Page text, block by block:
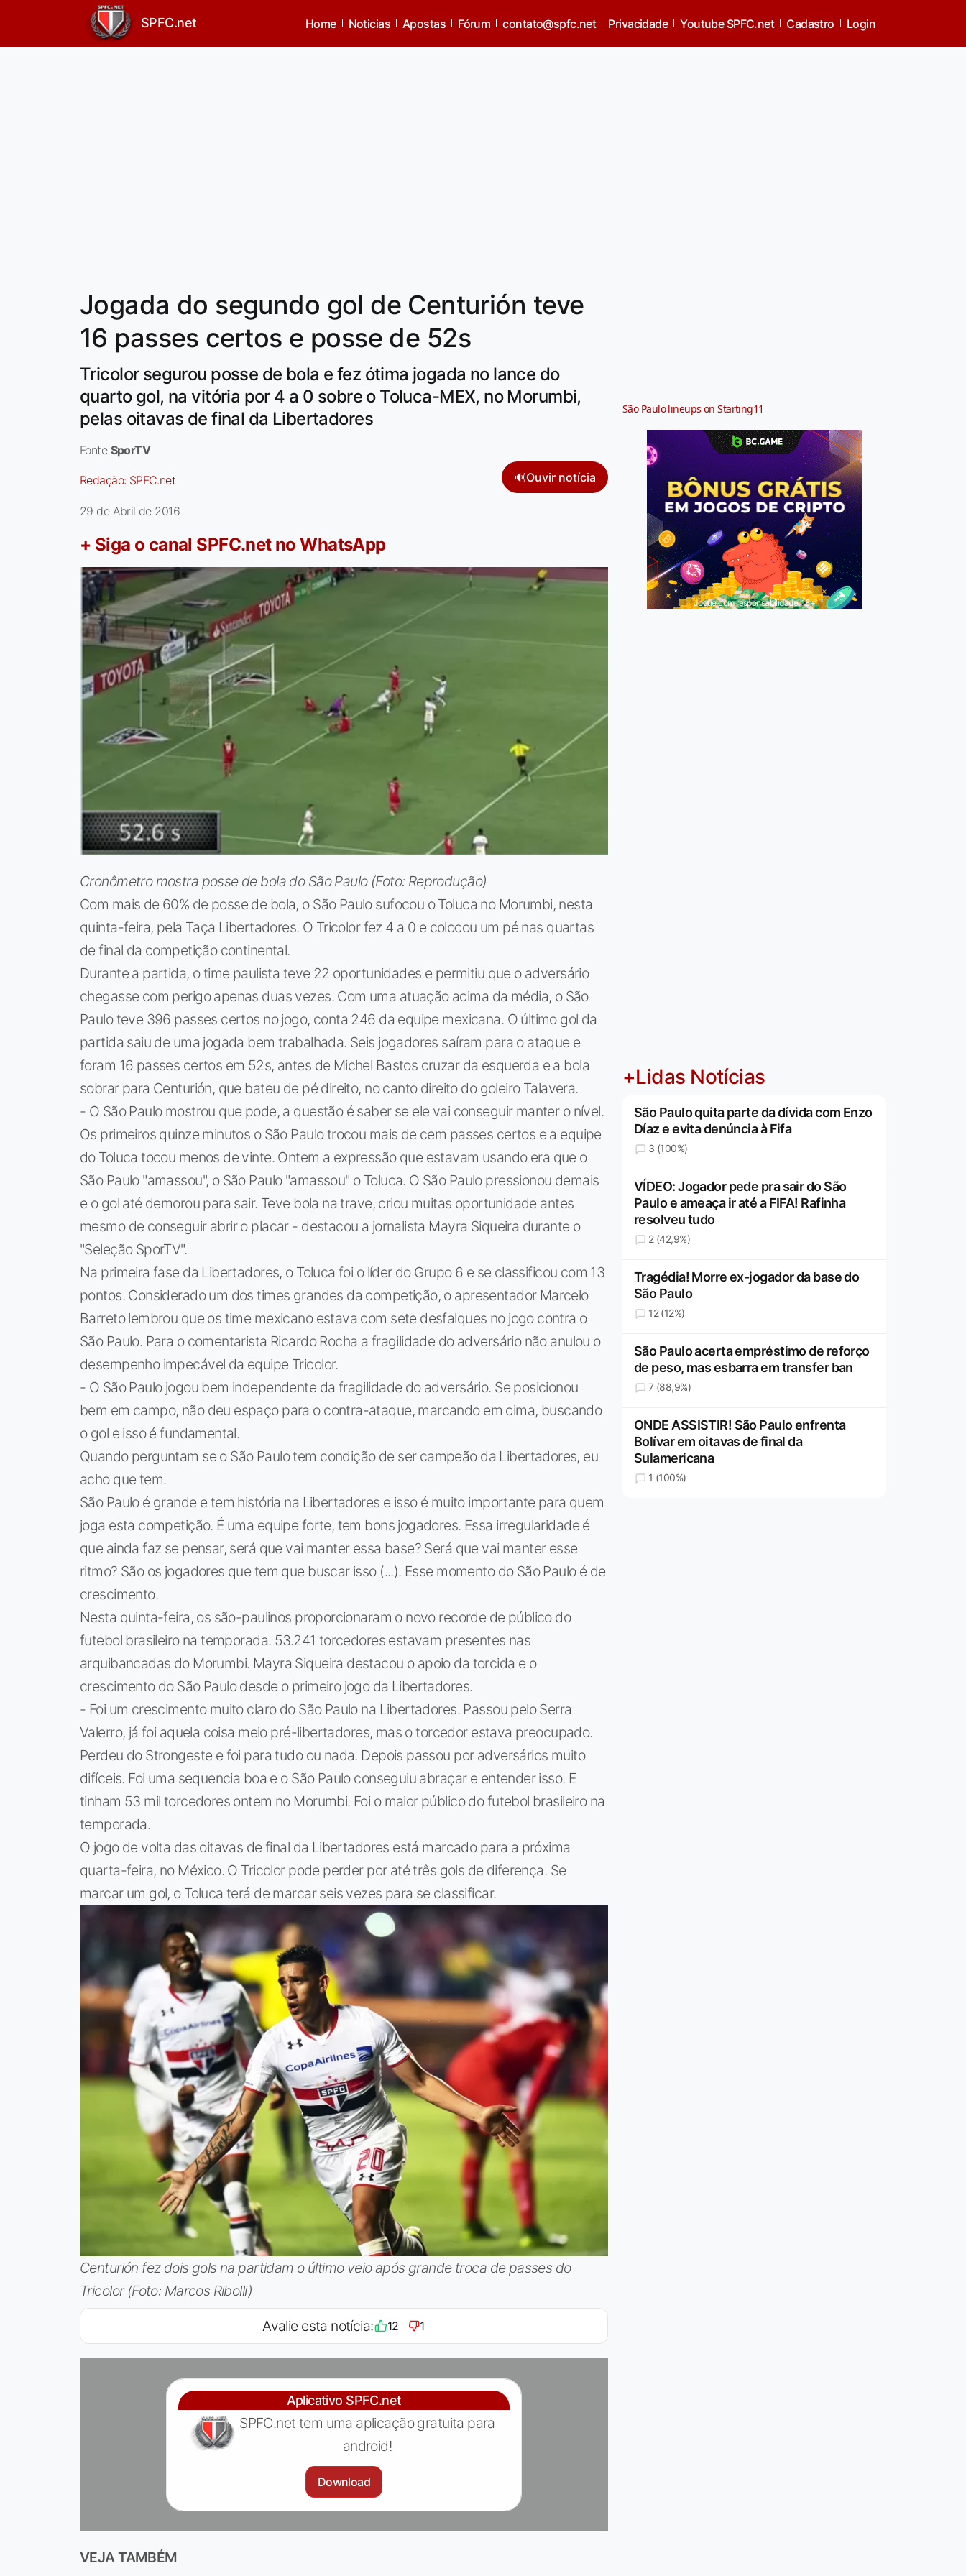
SPFC.net Home Noticias Apostas Fórum contato@spfc.net Privacidade Youtube SPFC.net Cadastro Login
Jogada do segundo gol de Centurión teve
16 passes certos e posse de 52s
Tricolor segurou posse de bola e fez ótima jogada no lance do
quarto gol, na vitória por 4 a 0 sobre o Toluca-MEX, no Morumbi,
pelas oitavas de final da Libertadores
Fonte SporTV
Redação: SPFC.net 🔊Ouvir notícia
29 de Abril de 2016
+ Siga o canal SPFC.net no WhatsApp
Cronômetro mostra posse de bola do São Paulo (Foto: Reprodução)
Com mais de 60% de posse de bola, o São Paulo sufocou o Toluca no Morumbi, nesta
quinta-feira, pela Taça Libertadores. O Tricolor fez 4 a 0 e colocou um pé nas quartas
de final da competição continental.
Durante a partida, o time paulista teve 22 oportunidades e permitiu que o adversário
chegasse com perigo apenas duas vezes. Com uma atuação acima da média, o São
Paulo teve 396 passes certos no jogo, conta 246 da equipe mexicana. O último gol da
partida saiu de uma jogada bem trabalhada. Seis jogadores saíram para o ataque e
foram 16 passes certos em 52s, antes de Michel Bastos cruzar da esquerda e a bola
sobrar para Centurión, que bateu de pé direito, no canto direito do goleiro Talavera.
- O São Paulo mostrou que pode, a questão é saber se ele vai conseguir manter o nível.
Os primeiros quinze minutos o São Paulo trocou mais de cem passes certos e a equipe
do Toluca tocou menos de vinte. Ontem a expressão que estavam usando era que o
São Paulo "amassou", o São Paulo "amassou" o Toluca. O São Paulo pressionou demais
e o gol até demorou para sair. Teve bola na trave, criou muitas oportunidade antes
mesmo de conseguir abrir o placar - destacou a jornalista Mayra Siqueira durante o
"Seleção SporTV".
Na primeira fase da Libertadores, o Toluca foi o líder do Grupo 6 e se classificou com 13
pontos. Considerado um dos times grandes da competição, o apresentador Marcelo
Barreto lembrou que os time mexicano estava com sete desfalques no jogo contra o
São Paulo. Para o comentarista Ricardo Rocha a fragilidade do adversário não anulou o
desempenho impecável da equipe Tricolor.
- O São Paulo jogou bem independente da fragilidade do adversário. Se posicionou
bem em campo, não deu espaço para o contra-ataque, marcando em cima, buscando
o gol e isso é fundamental.
Quando perguntam se o São Paulo tem condição de ser campeão da Libertadores, eu
acho que tem.
São Paulo é grande e tem história na Libertadores e isso é muito importante para quem
joga esta competição. É uma equipe forte, tem bons jogadores. Essa irregularidade é
que ainda faz se pensar, será que vai manter essa base? Será que vai manter esse
ritmo? São os jogadores que tem que buscar isso (...). Esse momento do São Paulo é de
crescimento.
Nesta quinta-feira, os são-paulinos proporcionaram o novo recorde de público do
futebol brasileiro na temporada. 53.241 torcedores estavam presentes nas
arquibancadas do Morumbi. Mayra Siqueira destacou o apoio da torcida e o
crescimento do São Paulo desde o primeiro jogo da Libertadores.
- Foi um crescimento muito claro do São Paulo na Libertadores. Passou pelo Serra
Valerro, já foi aquela coisa meio pré-libertadores, mas o torcedor estava preocupado.
Perdeu do Strongeste e foi para tudo ou nada. Depois passou por adversários muito
difíceis. Foi uma sequencia boa e o São Paulo conseguiu abraçar e entender isso. E
tinham 53 mil torcedores ontem no Morumbi. Foi o maior público do futebol brasileiro na
temporada.
O jogo de volta das oitavas de final da Libertadores está marcado para a próxima
quarta-feira, no México. O Tricolor pode perder por até três gols de diferença. Se
marcar um gol, o Toluca terá de marcar seis vezes para se classificar.
Centurión fez dois gols na partidam o último veio após grande troca de passes do
Tricolor (Foto: Marcos Ribolli)
Avalie esta notícia: 12 1
Aplicativo SPFC.net
SPFC.net tem uma aplicação gratuita para
android!
Download
VEJA TAMBÉM
São Paulo lineups on Starting11
Jogue com responsabilidade. 18+
+Lidas Notícias
São Paulo quita parte da dívida com Enzo
Díaz e evita denúncia à Fifa
3 (100%)
VÍDEO: Jogador pede pra sair do São
Paulo e ameaça ir até a FIFA! Rafinha
resolveu tudo
2 (42,9%)
Tragédia! Morre ex-jogador da base do
São Paulo
12 (12%)
São Paulo acerta empréstimo de reforço
de peso, mas esbarra em transfer ban
7 (88,9%)
ONDE ASSISTIR! São Paulo enfrenta
Bolívar em oitavas de final da
Sulamericana
1 (100%)